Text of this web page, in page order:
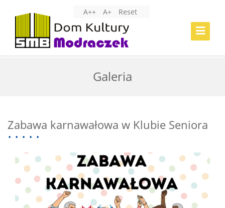
A++ A+ Reset
Toggle
Galeria
Zabawa karnawałowa w Klubie Seniora